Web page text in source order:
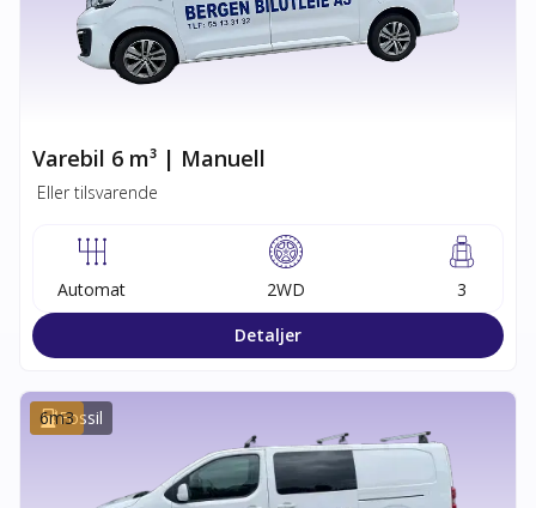
Varebil 6 m³ | Manuell
Eller tilsvarende
Automat 2WD
3
Detaljer
Fossil
6m3